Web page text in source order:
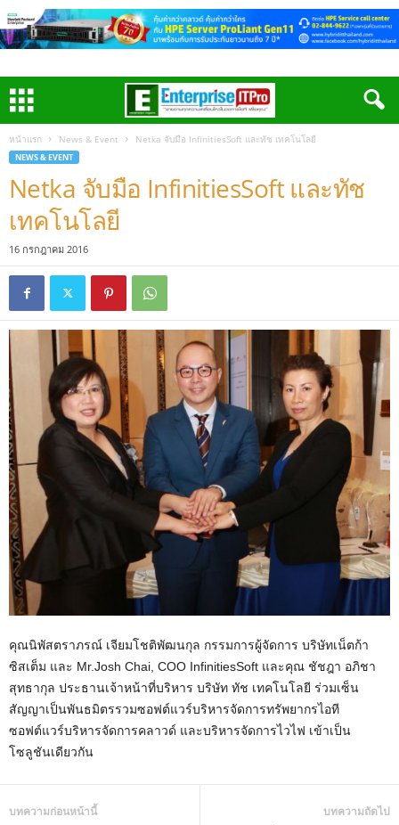
หน้าแรก News & Event Netka จับมือ InfinitiesSoft และทัช เทคโนโลยี
NEWS & EVENT
Netka จับมือ InfinitiesSoft และทัช
เทคโนโลยี
16 กรกฎาคม 2016
คุณนิพัสตราภรณ์ เจียมโชติพัฒนกุล กรรมการผู้จัดการ บริษัทเน็ตก้า
ซิสเต็ม และ Mr.Josh Chai, COO InfinitiesSoft และคุณ ชัชฎา อภิชา
สุทธากุล ประธานเจ้าหน้าที่บริหาร บริษัท ทัช เทคโนโลยี ร่วมเซ็น
สัญญาเป็นพันธมิตรรวมซอฟต์แวร์บริหารจัดการทรัพยากรไอที
ซอฟต์แวร์บริหารจัดการคลาวด์ และบริหารจัดการไวไฟ เข้าเป็น
โซลูชันเดียวกัน
บทความก่อนหน้านี้ บทความถัดไป